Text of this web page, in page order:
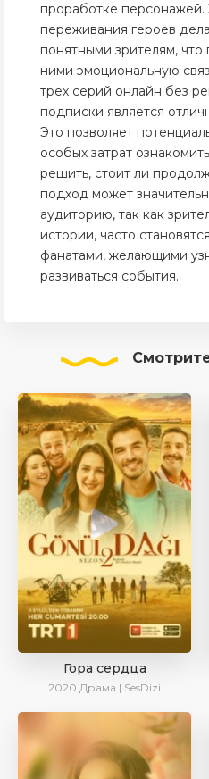
проработке
переживания героев
понятными зрителям, что
ними эмоциональную
трех серий онлайн без
подписки является
Это позволяет
особых затрат
решить, стоит ли
подход может
аудиторию, так как
истории, часто
фанатами, желающими
развиваться события.
Гора сердца
2020 Драма | SesDizi